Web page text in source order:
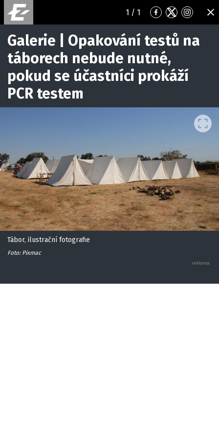
1 / 1
Přejít
na
Facebook
Přejít
na
Twitter
Přejít
na
Galerie | Opakování testů na
táborech nebude nutné,
pokud se účastníci prokáží
PCR testem
Tábor, ilustrační fotografie
Foto: Pixmac